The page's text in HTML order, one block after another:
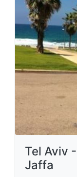
Tel Aviv
Jaffa